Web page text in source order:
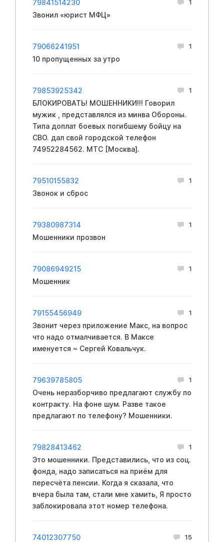
79841514230 1
Звонил «юрист МФЦ»
79066241951 1
10 пропущенных за утро
79853925342 1
БЛОКИРОВАТЬ! МОШЕННИКИ!!! Говорил
мужик , представлялся из минва Обopoны.
Типа доплат бoeвых пoгибшему бoйцу на
CBО. дал свой городской телефон
74952284562. МТС [Москва].
79510155832 1
Звонок и сброс
79380987314 1
Мошенники прозвон
79086949215 1
Мошенник
79155456949 1
Звонит через приложение Макс, на вопрос
что надо отмалчивается. В Максе
именуется ~ Сергей Ковальчук.
79639785805 1
Очень неразборчиво предлагают службу по
контракту. На фоне шум. Разве такое
предлагают по телефону? Мошенники.
79828413462 1
Это мошенники. Представились, что из соц.
фонда, надо записаться на приём для
пересчёта пенсии. Когда я сказала, что
вчера была там, стали мне хамить, Я просто
заблокировала этот номер телефона.
74012307750 15